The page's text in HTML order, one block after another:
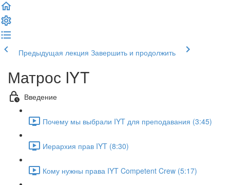
Предыдущая лекция Завершить и продолжить
Матрос IYT
Введение
Почему мы выбрали IYT для преподавания (3:45)
Иерархия прав IYT (8:30)
Кому нужны права IYT Competent Crew (5:17)